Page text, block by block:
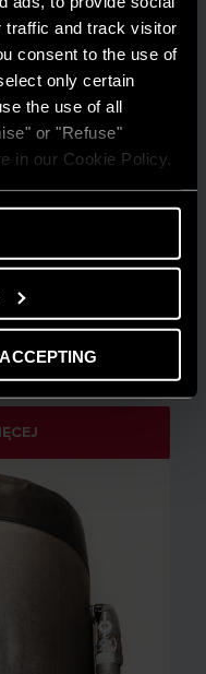
traffic and track visitor
consent to the use of
only certain
the use of all
or "Refuse"
in our Cookie Policy.
cieplne